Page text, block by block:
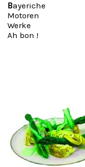
Bayeriche
Motoren
Werke
Ah bon !